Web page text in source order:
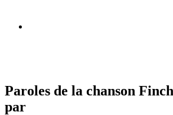
Paroles de la chanson
par